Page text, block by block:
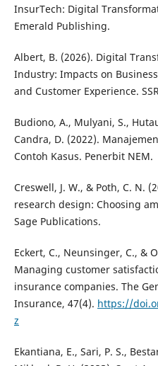
InsurTech: Digital
Emerald Publishing.
Albert, B. (2026). Digital
Industry: Impacts on
and Customer Experience.
Budiono, A., Mulyani, S.,
Candra, D. (2022).
Contoh Kasus. Penerbit NEM.
Creswell, J. W., & Poth, C. N.
research design: Choosing
Sage Publications.
Eckert, C., Neunsinger, C., &
Managing customer
insurance companies. The
Insurance, 47(4). https://
z
Ekantiana, E., Sari, P. S.,